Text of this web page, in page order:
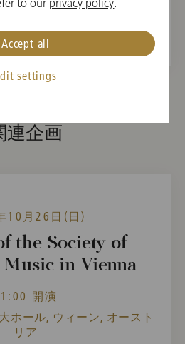
Donau. Walzer, op. 314
連企画
10月26日(日)
the Society of
in Vienna
開演
ホール, ウィーン, オースト
リア
settings
Accept all